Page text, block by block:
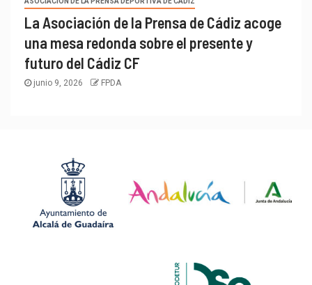
La Asociación de la Prensa de Cádiz acoge
una mesa redonda sobre el presente y
futuro del Cádiz CF
junio 9, 2026 FPDA